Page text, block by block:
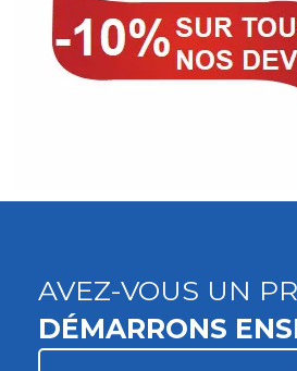
AVEZ-VOUS UN
DÉMARRONS